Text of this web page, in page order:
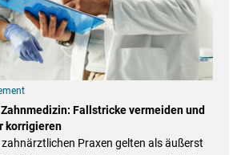
Fallstricke vermeiden und
korrigieren
Praxen gelten als äußerst